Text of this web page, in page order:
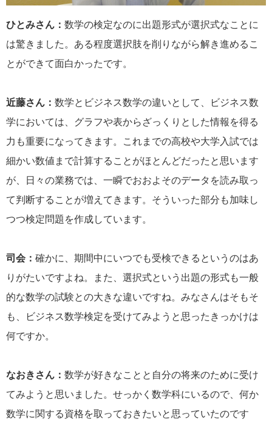
ひとみさん： 数学の検定なのに出題形式が選択式なことに
は驚きました。ある程度選択肢を削りながら解き進めるこ
とができて面白かったです。
近藤さん： 数学とビジネス数学の違いとして、ビジネス数
学においては、グラフや表からざっくりとした情報を得る
力も重要になってきます。これまでの高校や大学入試では
細かい数値まで計算することがほとんどだったと思います
が、日々の業務では、一瞬でおおよそのデータを読み取っ
て判断することが増えてきます。そういった部分も加味し
つつ検定問題を作成しています。
司会： 確かに、期間中にいつでも受検できるというのはあ
りがたいですよね。また、選択式という出題の形式も一般
的な数学の試験との大きな違いですね。みなさんはそもそ
も、ビジネス数学検定を受けてみようと思ったきっかけは
何ですか。
なおきさん： 数学が好きなことと自分の将来のために受け
てみようと思いました。せっかく数学科にいるので、何か
数学に関する資格を取っておきたいと思っていたのです